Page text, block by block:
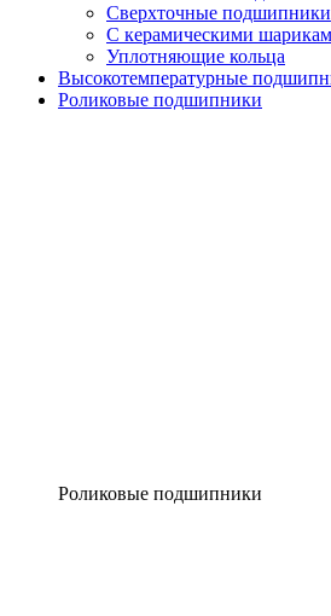
Сверхточные подшипники
С керамическими
Уплотняющие кольца
Высокотемпературные
Роликовые подшипники
Роликовые подшипники